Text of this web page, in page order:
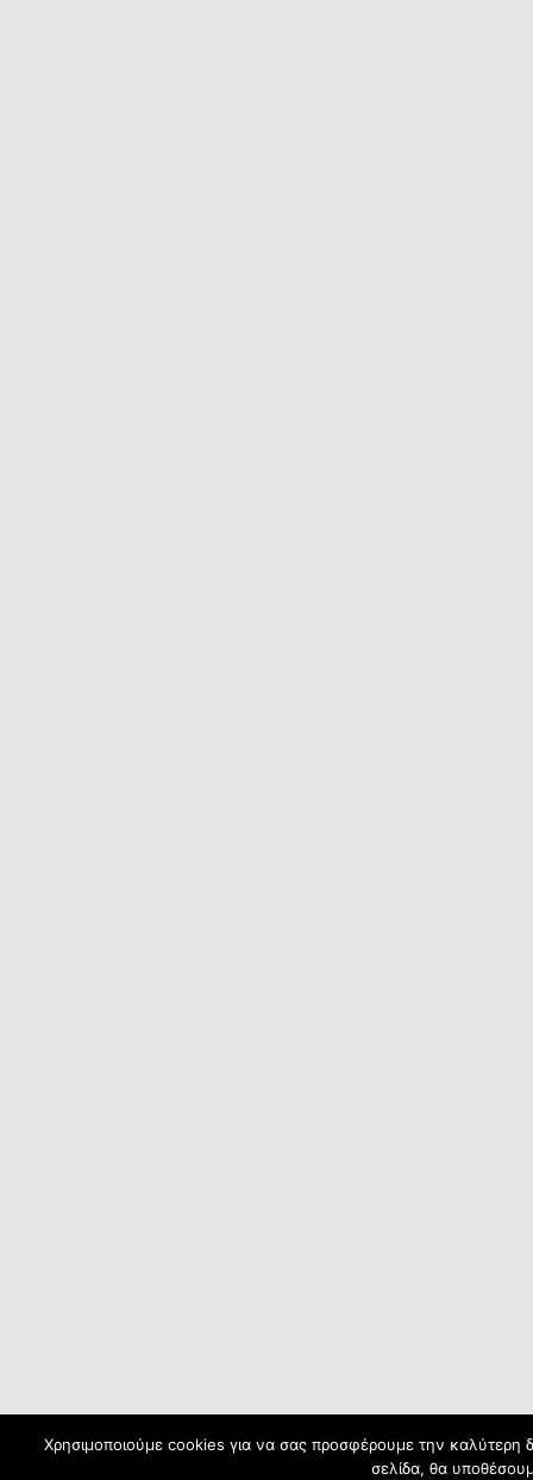
Χρησιμοποιούμε cookies για να σας προσφέρουμε την καλύτερη
σελίδα, θα